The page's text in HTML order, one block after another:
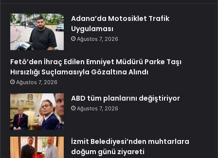
Adana’da Motosiklet Trafik
Uygulaması
Ağustos 7, 2026
Fetö’den İhraç Edilen Emniyet Müdürü Parke Taşı
Hırsızlığı Suçlamasıyla Gözaltına Alındı
Ağustos 7, 2026
ABD tüm planlarını değiştiriyor
Ağustos 7, 2026
İzmit Belediyesi’nden muhtarlara
doğum günü ziyareti